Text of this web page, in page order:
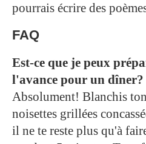
pourrais écrire des
FAQ
Est-ce que je peux
l'avance pour un dîner?
Absolument! Blanchis
noisettes grillées
il ne te reste plus qu'à